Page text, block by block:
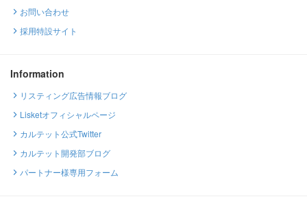
お問い合わせ
採用特設サイト
Information
リスティング広告情報ブログ
Lisketオフィシャルページ
カルテット公式Twitter
カルテット開発部ブログ
パートナー様専用フォーム